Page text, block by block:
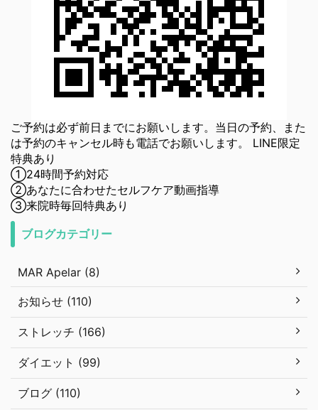
ご予約は必ず前日までにお願いします。当日の予約、また
は予約のキャンセル時も電話でお願いします。 LINE限定
特典あり
①24時間予約対応
②あなたに合わせたセルフケア動画指導
③来院時毎回特典あり
ブログカテゴリー
MAR Apelar (8)
お知らせ (110)
ストレッチ (166)
ダイエット (99)
ブログ (110)